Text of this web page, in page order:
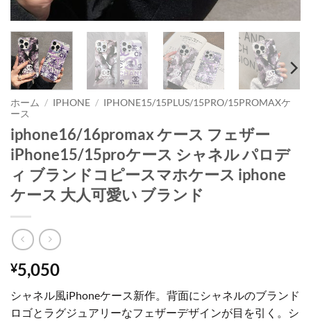
ホーム / IPHONE / IPHONE15/15PLUS/15PRO/15PROMAXケ
ース
iphone16/16promax ケース フェザー
iPhone15/15proケース シャネル パロデ
ィ ブランドコピースマホケース iphone
ケース 大人可愛い ブランド
¥5,050
シャネル風iPhoneケース新作。背面にシャネルのブランド
ロゴとラグジュアリーなフェザーデザインが目を引く。シ